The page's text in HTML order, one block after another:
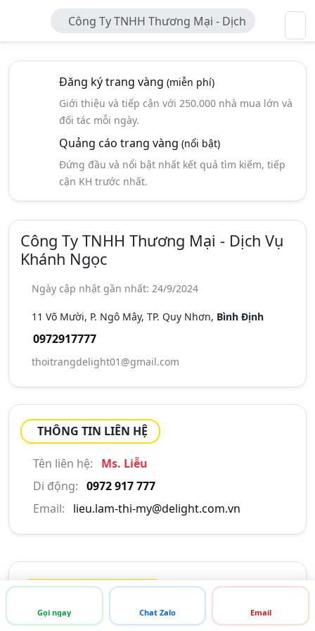
Công Ty TNHH Thương Mại - Dịch
Vụ Khánh Ngọc
Đăng ký trang vàng (miễn phí)
Giới thiệu và tiếp cận với 250.000 nhà mua lớn và
đối tác mỗi ngày.
Quảng cáo trang vàng (nổi bật)
Đứng đầu và nổi bật nhất kết quả tìm kiếm, tiếp
cận KH trước nhất.
Công Ty TNHH Thương Mại - Dịch Vụ
Khánh Ngọc
Ngày cập nhật gần nhất: 24/9/2024
11 Võ Mười, P. Ngô Mây, TP. Quy Nhơn, Bình Định
0972917777
thoitrangdelight01@gmail.com
THÔNG TIN LIÊN HỆ
Tên liên hệ:
Ms. Liễu
Di động: 0972 917 777
Email:
lieu.lam-thi-my@delight.com.vn
GIỚI THIỆU CÔNG TY
Công Ty TNHH Thương Mại Dịch Vụ Tổng Hợp
Gọi ngay Chat Zalo Email